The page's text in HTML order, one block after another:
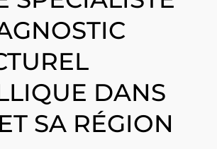
DANS
SA RÉGION